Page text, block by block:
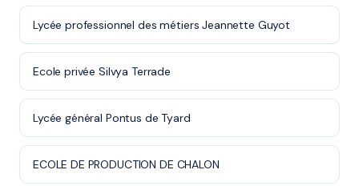
Lycée professionnel des métiers Jeannette Guyot
Ecole privée Silvya Terrade
Lycée général Pontus de Tyard
ECOLE DE PRODUCTION DE CHALON